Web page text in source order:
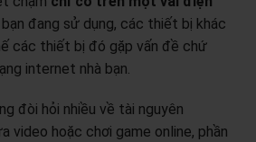
bạn đang sử dụng, các thiết bị khác
các thiết bị đó gặp vấn đề chứ
internet nhà bạn.
đòi hỏi nhiều về tài nguyên
video hoặc chơi game online, phần